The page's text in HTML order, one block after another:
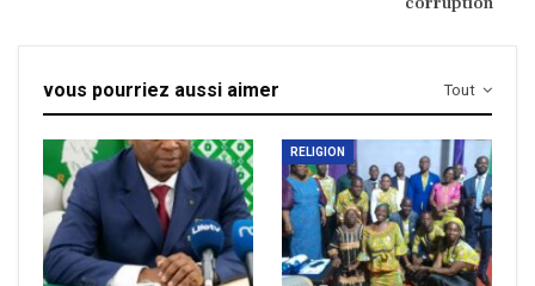
Tout
vous pourriez aussi aimer
RELIGION